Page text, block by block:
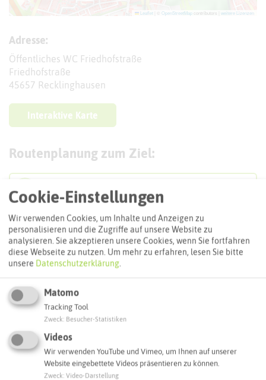
Leaflet OpenStreetMapcontributors | weitere Lizenzen
Adresse:
Öffentliches WC Friedhofstraße
Friedhofstraße
45657 Recklinghausen
Interaktive Karte
Routenplanung zum Ziel:
ÖPNV-Route finden
Autoroute finden
Was ihr hier noch erleben könnt
Cookie-Einstellungen
Wir verwenden Cookies, um Inhalte und Anzeigen zu
personalisieren und die Zugriffe auf unsere Website zu
analysieren. Sie akzeptieren unsere Cookies, wenn Sie fortfahren
diese Webseite zu nutzen. Um mehr zu erfahren, lesen Sie bitte
unsere Datenschutzerklärung.
Matomo
Tracking Tool
Zweck Besucher-Statistiken
Videos
Wir verwenden YouTube und Vimeo, um Ihnen auf unserer
Website eingebettete Videos präsentieren zu können.
Zweck Video-Darstellung